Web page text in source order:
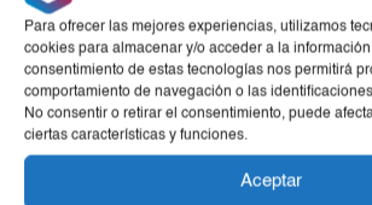
Para ofrecer las mejores experiencias, utilizamos
cookies para almacenar y/o acceder a la
consentimiento de estas tecnologías nos permitirá
comportamiento de navegación o las
No consentir o retirar el consentimiento, puede
ciertas características y funciones.
Aceptar
Zanahoria Rallada Montey
345ml
€1,30